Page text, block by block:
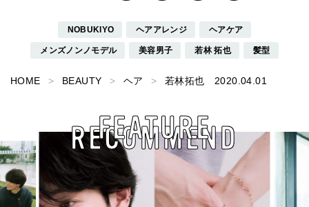
NOBUKIYO ヘアアレンジ ヘアケア
メンズノンノモデル 美容男子 若林 拓也 髪型
HOME BEAUTY ヘア 若林拓也 2020.04.01
RECOMMEND
FEATURE